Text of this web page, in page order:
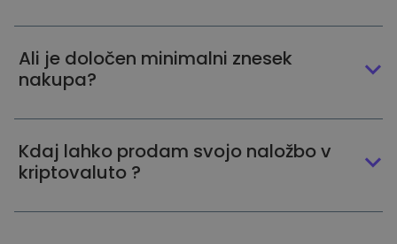
Ali je določen minimalni znesek
nakupa?
Kdaj lahko prodam svojo naložbo v
kriptovaluto ?